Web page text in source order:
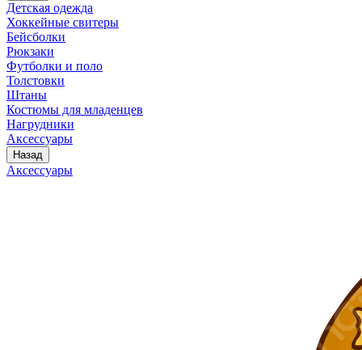
Детская одежда
Хоккейные свитеры
Бейсболки
Рюкзаки
Футболки и поло
Толстовки
Штаны
Костюмы для младенцев
Нагрудники
Аксессуары
Назад
Аксессуары